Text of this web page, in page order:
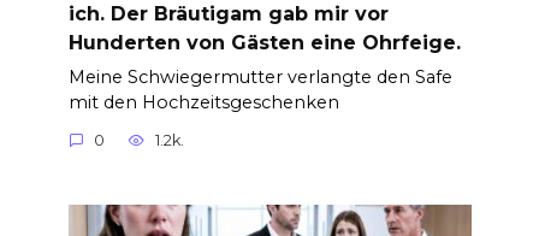
ich. Der Bräutigam gab mir vor
Hunderten von Gästen eine Ohrfeige.
Meine Schwiegermutter verlangte den Safe
mit den Hochzeitsgeschenken
0 1.2k.